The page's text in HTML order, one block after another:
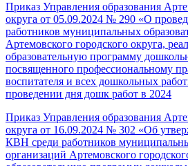
Приказ Управления образования
округа от 05.09.2024 № 290 «О
работников муниципальных
Артемовского городского округа,
образовательную программу
посвященного профессиональному
воспитателя и всех дошкольных
проведении дня дошк работ в 2024
Приказ Управления образования
округа от 16.09.2024 № 302 «Об
КВН среди работников
организаций Артемовского